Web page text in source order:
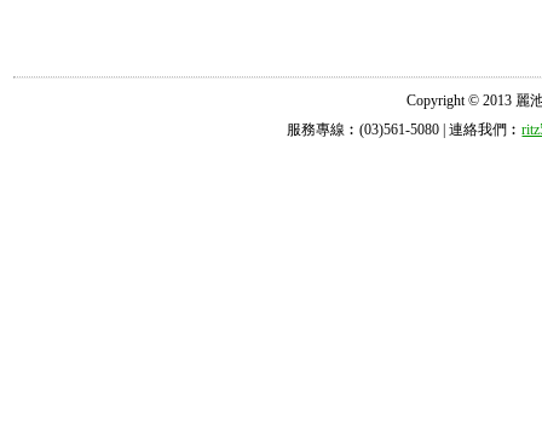
Copyright © 2013 麗
服務專線︰(03)561-5080 | 連絡我們︰